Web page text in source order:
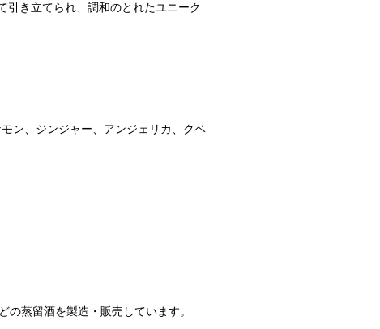
引き立てられ、調和のとれたユニーク
ン、ジンジャー、アンジェリカ、クベ
蒸留酒を製造・販売しています。